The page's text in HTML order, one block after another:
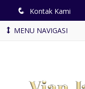
q Kontak Kami
MENU NAVIGASI